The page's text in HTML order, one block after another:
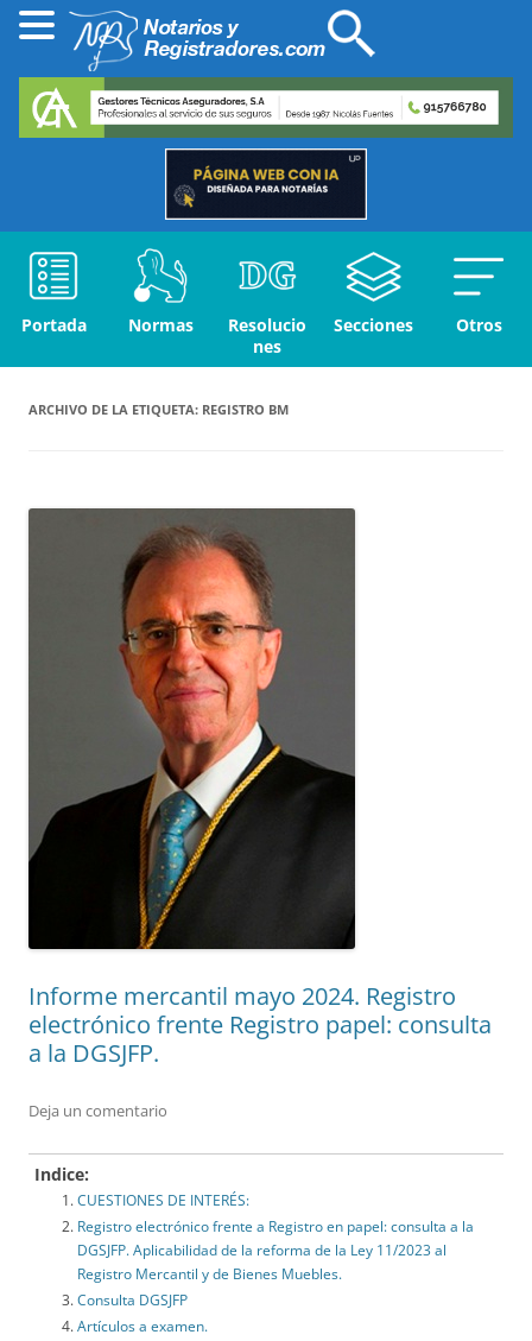
Portada Normas
Resolucio
nes
Secciones Otros
ARCHIVO DE LA ETIQUETA: REGISTRO BM
Informe mercantil mayo 2024. Registro
electrónico frente Registro papel: consulta
a la DGSJFP.
Deja un comentario
Indice:
CUESTIONES DE INTERÉS:
Registro electrónico frente a Registro en papel: consulta a la
DGSJFP. Aplicabilidad de la reforma de la Ley 11/2023 al
Registro Mercantil y de Bienes Muebles.
Consulta DGSJFP
Artículos a examen.